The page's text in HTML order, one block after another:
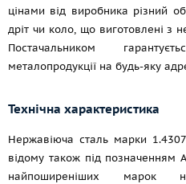
цінами від виробника різний
дріт чи коло, що виготовлені з
Постачальником
металопродукції на будь-яку
Технічна характеристика
Нержавіюча сталь марки
відому також під позначенням
найпоширеніших марок